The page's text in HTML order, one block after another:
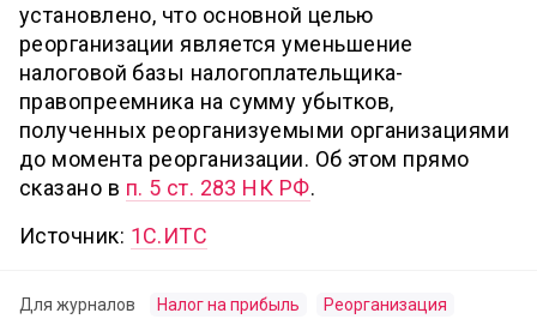
установлено, что основной целью
реорганизации является уменьшение
налоговой базы налогоплательщика-
правопреемника на сумму убытков,
полученных реорганизуемыми организациями
до момента реорганизации. Об этом прямо
сказано в п. 5 ст. 283 НК РФ.
Источник: 1С.ИТС
Для журналов Налог на прибыль Реорганизация